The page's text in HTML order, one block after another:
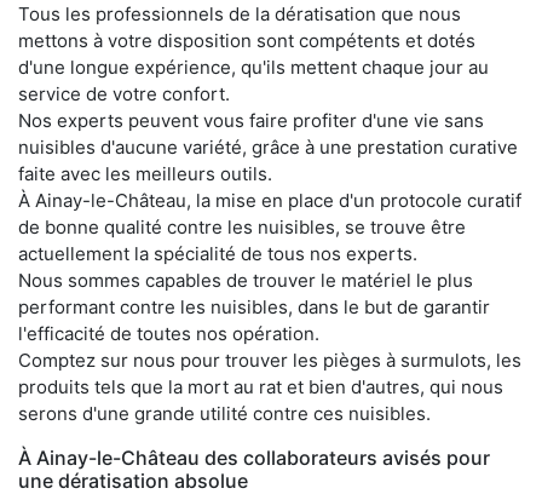
Tous les professionnels de la dératisation que nous
mettons à votre disposition sont compétents et dotés
d'une longue expérience, qu'ils mettent chaque jour au
service de votre confort.
Nos experts peuvent vous faire profiter d'une vie sans
nuisibles d'aucune variété, grâce à une prestation curative
faite avec les meilleurs outils.
À Ainay-le-Château, la mise en place d'un protocole curatif
de bonne qualité contre les nuisibles, se trouve être
actuellement la spécialité de tous nos experts.
Nous sommes capables de trouver le matériel le plus
performant contre les nuisibles, dans le but de garantir
l'efficacité de toutes nos opération.
Comptez sur nous pour trouver les pièges à surmulots, les
produits tels que la mort au rat et bien d'autres, qui nous
serons d'une grande utilité contre ces nuisibles.
À Ainay-le-Château des collaborateurs avisés pour
une dératisation absolue